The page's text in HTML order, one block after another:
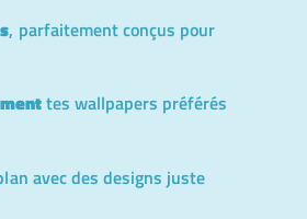
, parfaitement conçus pour
tes wallpapers préférés
avec des designs juste